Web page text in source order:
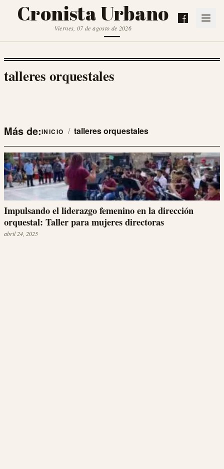
Cronista Urbano
Viernes, 07 de agosto de 2026
talleres orquestales
Más de:INICIO / talleres orquestales
Impulsando el liderazgo femenino en la dirección
orquestal: Taller para mujeres directoras
abril 24, 2025